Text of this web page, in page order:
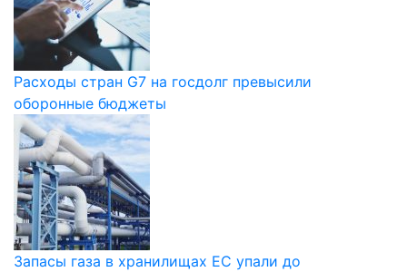
Расходы стран G7 на госдолг превысили
оборонные бюджеты
Запасы газа в хранилищах ЕС упали до